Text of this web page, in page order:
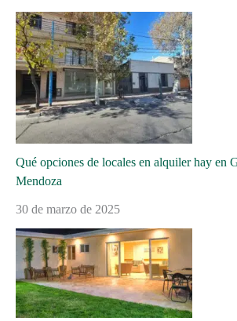
Qué opciones de locales en alquiler hay en
Mendoza
30 de marzo de 2025